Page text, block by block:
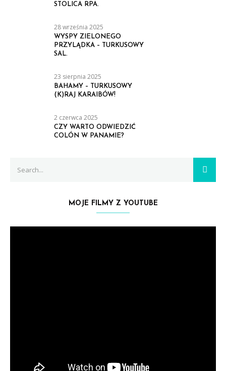
STOLICA RPA.
28 września 2025
WYSPY ZIELONEGO
PRZYLĄDKA – TURKUSOWY
SAL.
23 sierpnia 2025
BAHAMY – TURKUSOWY
(K)RAJ KARAIBÓW!
2 czerwca 2025
CZY WARTO ODWIEDZIĆ
COLÓN W PANAMIE?
for:
MOJE FILMY Z YOUTUBE